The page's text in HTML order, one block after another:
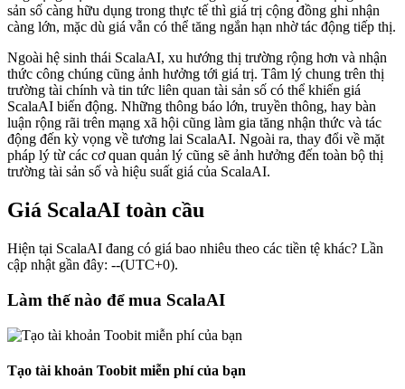
sản số càng hữu dụng trong thực tế thì giá trị cộng đồng ghi nhận
càng lớn, mặc dù giá vẫn có thể tăng ngắn hạn nhờ tác động tiếp thị.
Ngoài hệ sinh thái ScalaAI, xu hướng thị trường rộng hơn và nhận
thức công chúng cũng ảnh hưởng tới giá trị. Tâm lý chung trên thị
trường tài chính và tin tức liên quan tài sản số có thể khiến giá
ScalaAI biến động. Những thông báo lớn, truyền thông, hay bàn
luận rộng rãi trên mạng xã hội cũng làm gia tăng nhận thức và tác
động đến kỳ vọng về tương lai ScalaAI. Ngoài ra, thay đổi về mặt
pháp lý từ các cơ quan quản lý cũng sẽ ảnh hưởng đến toàn bộ thị
trường tài sản số và hiệu suất giá của ScalaAI.
Giá ScalaAI toàn cầu
Hiện tại ScalaAI đang có giá bao nhiêu theo các tiền tệ khác? Lần
cập nhật gần đây: --(UTC+0).
Làm thế nào để mua ScalaAI
Tạo tài khoản Toobit miễn phí của bạn